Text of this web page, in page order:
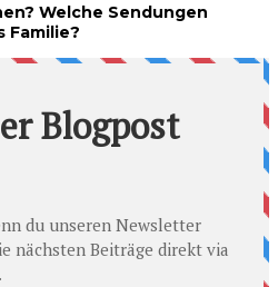
Welche Sendungen
Familie?